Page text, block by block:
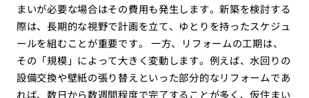
まいが必要な場合はその費用も発生します。新築を検討する
際は、長期的な視野で計画を立て、ゆとりを持ったスケジュ
ールを組むことが重要です。 一方、リフォームの工期は、
その「規模」によって大きく変動します。例えば、水回りの
設備交換や壁紙の張り替えといった部分的なリフォームであ
れば、数日から数週間程度で完了することが多く、仮住まい